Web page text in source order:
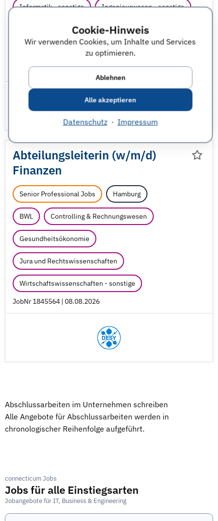
Cookie-Hinweis
Wir verwenden Cookies, um Inhalte und Services
zu optimieren.
Ablehnen
Alle akzeptieren
Datenschutz· Impressum
Informatik - sonstige Ingenieurwesen - sonstige
MSR Mess-, Steuerungs- und Regelungstechnik
Versorgungstechnik
JobNr 1850257 | 08.08.2026
Abteilungsleiterin (w/m/d)
Finanzen
Senior Professional Jobs Hamburg
BWL Controlling & Rechnungswesen
Gesundheitsökonomie
Jura und Rechtswissenschaften
Wirtschaftswissenschaften - sonstige
JobNr 1845564 | 08.08.2026
Abschlussarbeiten im Unternehmen schreiben
Alle Angebote für Abschlussarbeiten werden in
chronologischer Reihenfolge aufgeführt.
connecticum Jobs
Jobs für alle Einstiegsarten
Jobangebote für IT, Business & Engineering